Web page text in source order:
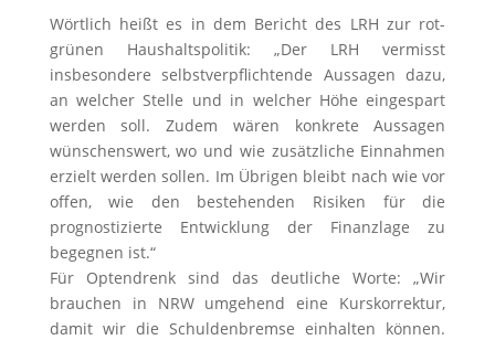
Wörtlich heißt es in dem Bericht des LRH zur rot-
grünen Haushaltspolitik: „Der LRH vermisst
insbesondere selbstverpflichtende Aussagen dazu,
an welcher Stelle und in welcher Höhe eingespart
werden soll. Zudem wären konkrete Aussagen
wünschenswert, wo und wie zusätzliche Einnahmen
erzielt werden sollen. Im Übrigen bleibt nach wie vor
offen, wie den bestehenden Risiken für die
prognostizierte Entwicklung der Finanzlage zu
begegnen ist.“
Für Optendrenk sind das deutliche Worte: „Wir
brauchen in NRW umgehend eine Kurskorrektur,
damit wir die Schuldenbremse einhalten können.